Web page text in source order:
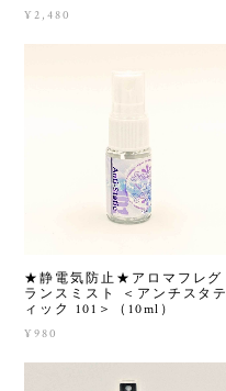
¥2,480
★静電気防止★アロマフレグ
ランスミスト ＜アンチスタテ
ィック 101＞（10ml）
¥980